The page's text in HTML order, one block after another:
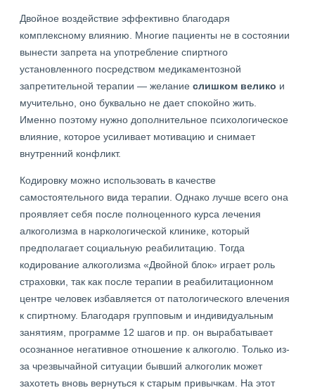
Двойное воздействие эффективно благодаря
комплексному влиянию. Многие пациенты не в состоянии
вынести запрета на употребление спиртного
установленного посредством медикаментозной
запретительной терапии — желание слишком велико и
мучительно, оно буквально не дает спокойно жить.
Именно поэтому нужно дополнительное психологическое
влияние, которое усиливает мотивацию и снимает
внутренний конфликт.
Кодировку можно использовать в качестве
самостоятельного вида терапии. Однако лучше всего она
проявляет себя после полноценного курса лечения
алкоголизма в наркологической клинике, который
предполагает социальную реабилитацию. Тогда
кодирование алкоголизма «Двойной блок» играет роль
страховки, так как после терапии в реабилитационном
центре человек избавляется от патологического влечения
к спиртному. Благодаря групповым и индивидуальным
занятиям, программе 12 шагов и пр. он вырабатывает
осознанное негативное отношение к алкоголю. Только из-
за чрезвычайной ситуации бывший алкоголик может
захотеть вновь вернуться к старым привычкам. На этот